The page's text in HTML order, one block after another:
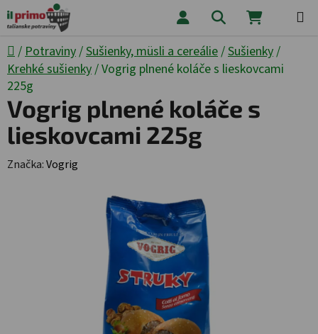
Prejsť na obsah Hľadať
Domov
/ Potraviny/Sušienky, müsli a cereálie/Sušienky/
Krehké sušienky/Vogrig plnené koláče s lieskovcami
225g
Vogrig plnené koláče s
lieskovcami 225g
Značka:Vogrig